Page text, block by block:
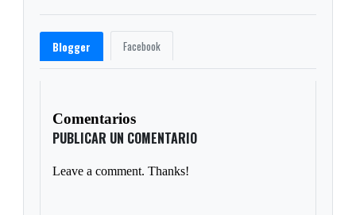
Blogger Facebook
Comentarios
PUBLICAR UN COMENTARIO
Leave a comment. Thanks!